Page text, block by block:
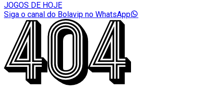
JOGOS DE HOJE
Siga o canal do Bolavip no WhatsApp